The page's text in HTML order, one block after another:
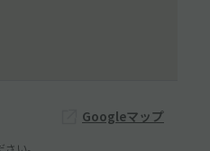
Googleマップ
い。